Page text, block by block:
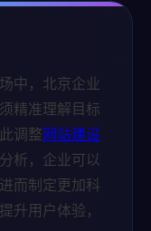
中，北京企业
精准理解目标
调整网站建设
析，企业可以
而制定更加科
升用户体验，